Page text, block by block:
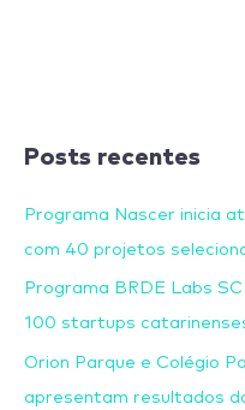
Posts recentes
Programa Nascer inicia
com 40 projetos
Programa BRDE Labs
100 startups
Orion Parque e Colégio
apresentam resultados